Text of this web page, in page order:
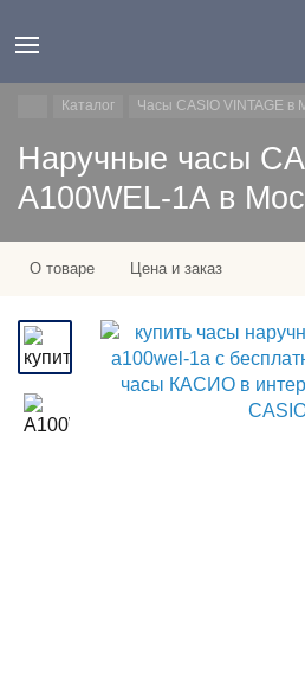
Каталог Часы CASIO VINTAGE в
Наручные часы
A100WEL-1A в
О товаре Цена и заказ